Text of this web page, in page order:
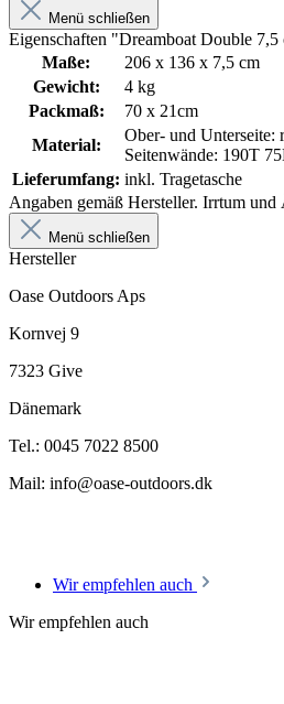
Menü schließen
Eigenschaften "Dreamboat Double 7,5
Maße:
206 x 136 x 7,5 cm
Gewicht:
4 kg
Packmaß:
70 x 21cm
Material:
Ober- und Unterseite:
Seitenwände: 190T
Lieferumfang: inkl. Tragetasche
Angaben gemäß Hersteller. Irrtum und
Menü schließen
Hersteller
Oase Outdoors Aps
Kornvej 9
7323 Give
Dänemark
Tel.: 0045 7022 8500
Mail: info@oase-outdoors.dk
Wir empfehlen auch
Wir empfehlen auch